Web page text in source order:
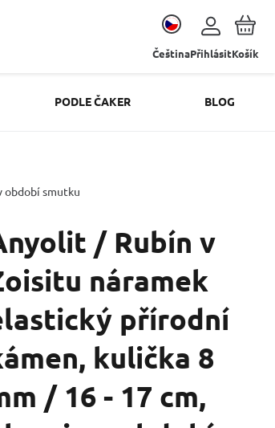
ČeštinaPřihlásitKošík
PODLE ČAKER BLOG
období smutku
/ Rubín v
náramek
přírodní
kulička 8
/ 16 - 17 cm,